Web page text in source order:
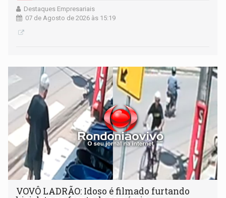
Destaques Empresariais
07 de Agosto de 2026 às 15:19
VOVÔ LADRÃO: Idoso é filmado furtando